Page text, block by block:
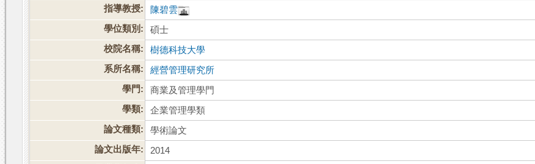
指導教授:
陳碧雲
學位類別:
碩士
校院名稱:
樹德科技大學
系所名稱:
經營管理研究所
學門:
商業及管理學門
學類:
企業管理學類
論文種類:
學術論文
論文出版年:
2014